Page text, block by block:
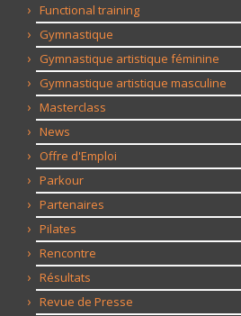
Functional training
Gymnastique
Gymnastique artistique féminine
Gymnastique artistique masculine
Masterclass
News
Offre d'Emploi
Parkour
Partenaires
Pilates
Rencontre
Résultats
Revue de Presse